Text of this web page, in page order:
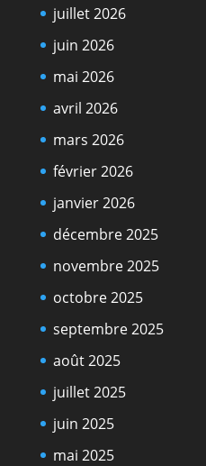
juillet 2026
juin 2026
mai 2026
avril 2026
mars 2026
février 2026
janvier 2026
décembre 2025
novembre 2025
octobre 2025
septembre 2025
août 2025
juillet 2025
juin 2025
mai 2025